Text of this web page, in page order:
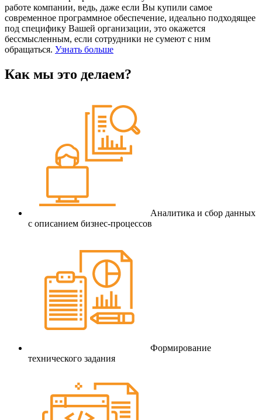
работе компании, ведь, даже если Вы купили самое
современное программное обеспечение, идеально подходящее
под специфику Вашей организации, это окажется
бессмысленным, если сотрудники не сумеют с ним
обращаться. Узнать больше
Как мы это делаем?
Аналитика и сбор данных
с описанием бизнес-процессов
Формирование
технического задания